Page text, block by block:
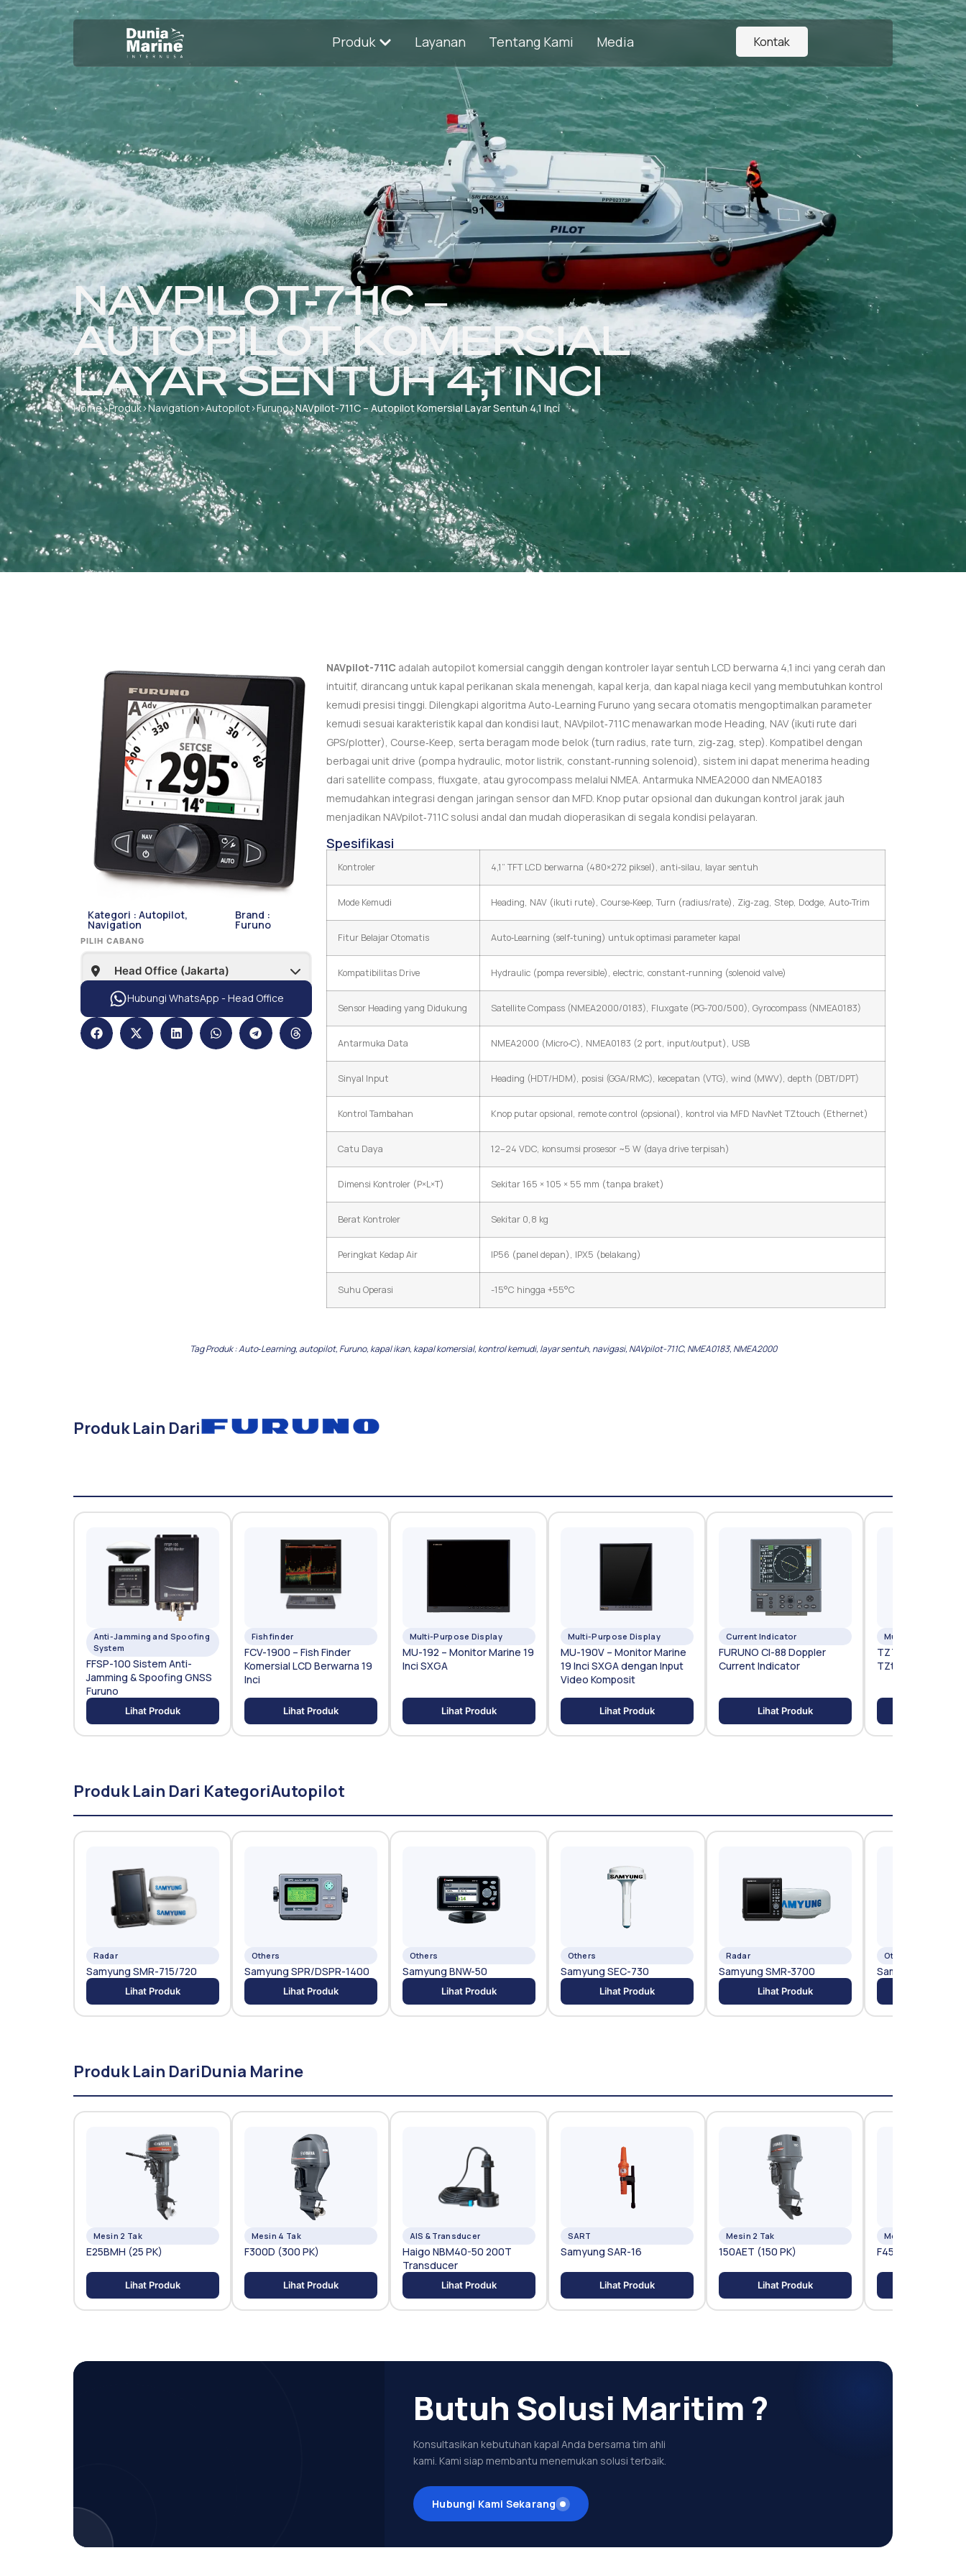
Produk Layanan Tentang Kami Media Kontak
NAVPILOT-711C –
AUTOPILOT KOMERSIAL
LAYAR SENTUH 4,1 INCI
Home›Produk›Navigation›Autopilot›Furuno›NAVpilot-711C – Autopilot Komersial Layar Sentuh 4,1 Inci
Kategori : Autopilot,
Navigation
Brand :
Furuno
PILIH CABANG
Hubungi WhatsApp - Head Office
NAVpilot-711C adalah autopilot komersial canggih dengan kontroler layar sentuh LCD berwarna 4,1 inci yang cerah dan
intuitif, dirancang untuk kapal perikanan skala menengah, kapal kerja, dan kapal niaga kecil yang membutuhkan kontrol
kemudi presisi tinggi. Dilengkapi algoritma Auto‑Learning Furuno yang secara otomatis mengoptimalkan parameter
kemudi sesuai karakteristik kapal dan kondisi laut, NAVpilot‑711C menawarkan mode Heading, NAV (ikuti rute dari
GPS/plotter), Course‑Keep, serta beragam mode belok (turn radius, rate turn, zig‑zag, step). Kompatibel dengan
berbagai unit drive (pompa hydraulic, motor listrik, constant‑running solenoid), sistem ini dapat menerima heading
dari satellite compass, fluxgate, atau gyrocompass melalui NMEA. Antarmuka NMEA2000 dan NMEA0183
memudahkan integrasi dengan jaringan sensor dan MFD. Knop putar opsional dan dukungan kontrol jarak jauh
menjadikan NAVpilot‑711C solusi andal dan mudah dioperasikan di segala kondisi pelayaran.
Spesifikasi
Kontroler 4,1” TFT LCD berwarna (480×272 piksel), anti‑silau, layar sentuh
Mode Kemudi Heading, NAV (ikuti rute), Course‑Keep, Turn (radius/rate), Zig‑zag, Step, Dodge, Auto‑Trim
Fitur Belajar Otomatis Auto‑Learning (self‑tuning) untuk optimasi parameter kapal
Kompatibilitas Drive Hydraulic (pompa reversible), electric, constant‑running (solenoid valve)
Sensor Heading yang Didukung Satellite Compass (NMEA2000/0183), Fluxgate (PG‑700/500), Gyrocompass (NMEA0183)
Antarmuka Data NMEA2000 (Micro‑C), NMEA0183 (2 port, input/output), USB
Sinyal Input Heading (HDT/HDM), posisi (GGA/RMC), kecepatan (VTG), wind (MWV), depth (DBT/DPT)
Kontrol Tambahan Knop putar opsional, remote control (opsional), kontrol via MFD NavNet TZtouch (Ethernet)
Catu Daya 12–24 VDC, konsumsi prosesor ~5 W (daya drive terpisah)
Dimensi Kontroler (P×L×T) Sekitar 165 × 105 × 55 mm (tanpa braket)
Berat Kontroler Sekitar 0,8 kg
Peringkat Kedap Air IP56 (panel depan), IPX5 (belakang)
Suhu Operasi -15°C hingga +55°C
Tag Produk :Auto‑Learning, autopilot, Furuno, kapal ikan, kapal komersial, kontrol kemudi, layar sentuh, navigasi, NAVpilot-711C, NMEA0183, NMEA2000
Produk Lain Dari
Anti-Jamming and Spoofing
System
FFSP-100 Sistem Anti-
Jamming & Spoofing GNSS
Furuno
Lihat Produk
Fishfinder
FCV-1900 – Fish Finder
Komersial LCD Berwarna 19
Inci
Lihat Produk
Multi-Purpose Display
MU-192 – Monitor Marine 19
Inci SXGA
Lihat Produk
Multi-Purpose Display
MU-190V – Monitor Marine
19 Inci SXGA dengan Input
Video Komposit
Lihat Produk
Current Indicator
FURUNO CI-88 Doppler
Current Indicator
Lihat Produk
Multi Function
TZT13X – MFD
TZtouch 13 Inci
Produk Lain Dari KategoriAutopilot
Radar
Samyung SMR-715/720
Lihat Produk
Others
Samyung SPR/DSPR-1400
Lihat Produk
Others
Samyung BNW-50
Lihat Produk
Others
Samyung SEC-730
Lihat Produk
Radar
Samyung SMR-3700
Lihat Produk
Others
Samyung SGC-
Produk Lain DariDunia Marine
Mesin 2 Tak
E25BMH (25 PK)
Lihat Produk
Mesin 4 Tak
F300D (300 PK)
Lihat Produk
AIS & Transducer
Haigo NBM40-50 200T
Transducer
Lihat Produk
SART
Samyung SAR-16
Lihat Produk
Mesin 2 Tak
150AET (150 PK)
Lihat Produk
Mesin 4 Tak
F450A (450 PK)
Butuh Solusi Maritim ?
Konsultasikan kebutuhan kapal Anda bersama tim ahli
kami. Kami siap membantu menemukan solusi terbaik.
Hubungi Kami Sekarang